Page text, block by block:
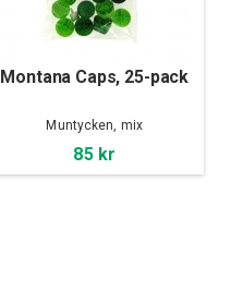
Montana Caps, 25-pack
Muntycken, mix
85 kr